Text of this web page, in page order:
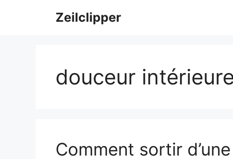
Zeilclipper
douceur
Comment sortir